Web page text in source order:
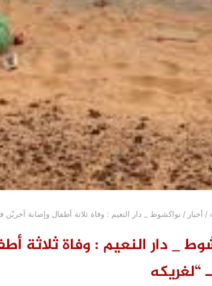
/ أخبار / نواكشوط _ دار النعيم : وفاة ثلاثة أطفال وإصابة
_ دار النعيم : وفاة ثلاثة
“لغريكه